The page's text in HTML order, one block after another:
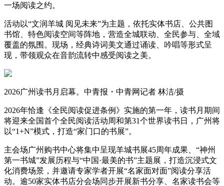
一场阅读之约。
活动以“文润羊城 阅见未来”为主题，依托实体书店、公共图
书馆、特色阅读空间等阵地，营造全城联动、全民参与、全域
覆盖的氛围。现场，经典诗词美文通过诵读、吟唱等形式呈
现，带领观众在音韵流转中感受阅读之美。
2026广州读书月启幕。中青报・中青网记者 林洁/摄
2026年恰逢《全民阅读促进条例》实施的第一年，读书月期间
将迎来全国首个全民阅读活动周和第31个世界读书日，广州将
以“1+N”模式，打造“家门口的书展”。
主会场广州购书中心将集中呈现羊城书展45周年成果、“神州
第一书城”发展历程与“中国·最美的书”主题展，打造沉浸式文
化消费场景，并邀请专家学者开展“名家面对面”阅读分享活
动。逾50家实体书店分会场同步开展新书分享、名家读书会等